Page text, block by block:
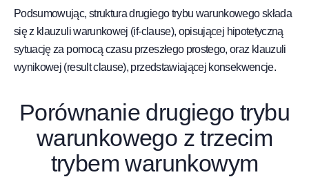
Podsumowując, struktura drugiego trybu warunkowego składa
się z klauzuli warunkowej (if-clause), opisującej hipotetyczną
sytuację za pomocą czasu przeszłego prostego, oraz klauzuli
wynikowej (result clause), przedstawiającej konsekwencje.
Porównanie drugiego trybu
warunkowego z trzecim
trybem warunkowym